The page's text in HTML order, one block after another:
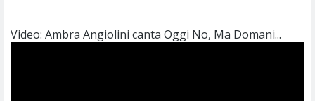
Video: Ambra Angiolini canta Oggi No, Ma Domani...